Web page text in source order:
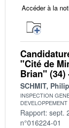
Accéder à la
"Cité de
Brian" (34)
SCHMIT,
INSPECTION
Rapport: sept.
n°016224-01